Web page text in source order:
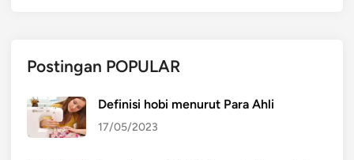
Postingan POPULAR
Definisi hobi menurut Para Ahli
17/05/2023